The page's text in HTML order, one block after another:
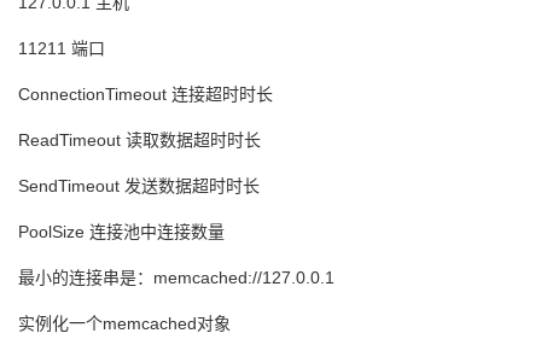
11211 端口
ConnectionTimeout 连接超时时长
ReadTimeout 读取数据超时时长
SendTimeout 发送数据超时时长
PoolSize 连接池中连接数量
最小的连接串是：memcached://127.0.0.1
实例化一个memcached对象